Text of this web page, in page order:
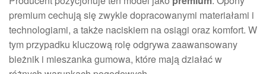
premium cechują się zwykle dopracowanymi materiałami i
technologiami, a także naciskiem na osiągi oraz komfort. W
tym przypadku kluczową rolę odgrywa zaawansowany
bieżnik i mieszanka gumowa, które mają działać w